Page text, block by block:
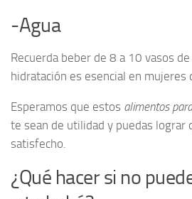
-Agua
Recuerda beber de 8 a 10 vasos
hidratación es esencial en mujeres
Esperamos que estos alimentos
te sean de utilidad y puedas lograr
satisfecho.
¿Qué hacer si no